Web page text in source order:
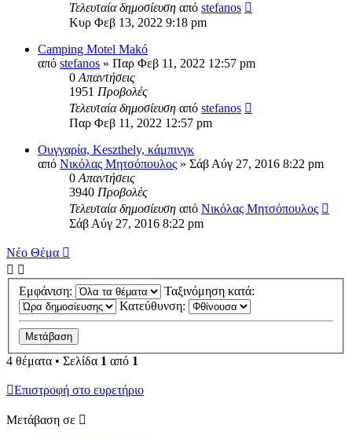
Τελευταία δημοσίευση από stefanos
Κυρ Φεβ 13, 2022 9:18 pm
Camping Motel Makó
από stefanos » Παρ Φεβ 11, 2022 12:57 pm
0 Απαντήσεις
1951 Προβολές
Τελευταία δημοσίευση από stefanos
Παρ Φεβ 11, 2022 12:57 pm
Ουγγαρία, Keszthely, κάμπινγκ
από Νικόλας Μητσόπουλος » Σάβ Αύγ 27, 2016 8:22 pm
0 Απαντήσεις
3940 Προβολές
Τελευταία δημοσίευση από Νικόλας Μητσόπουλος
Σάβ Αύγ 27, 2016 8:22 pm
Νέο Θέμα
Εμφάνιση:
Ταξινόμηση κατά:
Κατεύθυνση:
4 θέματα • Σελίδα 1 από 1
Επιστροφή στο ευρετήριο
Μετάβαση σε